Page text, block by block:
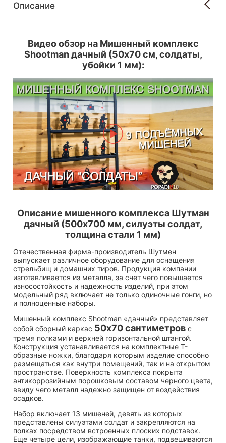
Описание
Видео обзор на Мишенный комплекс
Shootman дачный (50x70 см, солдаты,
убойки 1 мм):
Описание мишенного комплекса Шутман
дачный (500x700 мм, силуэты солдат,
толщина стали 1 мм)
Отечественная фирма-производитель Шутмен
выпускает различное оборудование для оснащения
стрельбищ и домашних тиров. Продукция компании
изготавливается из металла, за счет чего повышается
износостойкость и надежность изделий, при этом
модельный ряд включает не только одиночные гонги, но
и полноценные наборы.
Мишенный комплекс Shootman «дачный» представляет
собой сборный каркас 50x70 сантиметров с
тремя полками и верхней горизонтальной штангой.
Конструкция устанавливается на комплектные T-
образные ножки, благодаря которым изделие способно
размещаться как внутри помещений, так и на открытом
пространстве. Поверхность комплекса покрыта
антикоррозийным порошковым составом черного цвета,
ввиду чего металл надежно защищен от воздействия
осадков.
Набор включает 13 мишеней, девять из которых
представлены силуэтами солдат и закрепляются на
полках посредством встроенных плоских подставок.
Еще четыре цели, изображающие танки, подвешиваются